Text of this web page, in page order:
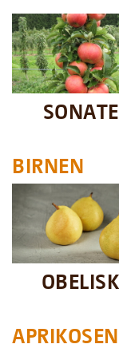
BIRNEN